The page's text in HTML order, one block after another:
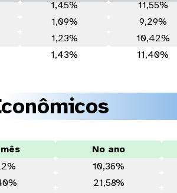
1,45%
1,09%
1,23%
1,43%
11,55%
9,29%
10,42%
11,40%
No ano
10,36%
21,58%